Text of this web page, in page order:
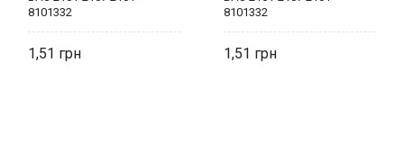
8101332
1,51
8101332
1,51